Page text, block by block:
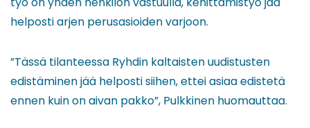
helposti arjen perusasioiden varjoon.
”Tässä tilanteessa Ryhdin kaltaisten uudistusten
edistäminen jää helposti siihen, ettei asiaa edistetä
ennen kuin on aivan pakko”, Pulkkinen huomauttaa.